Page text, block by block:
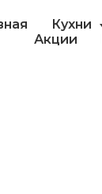
Кухни
Акции